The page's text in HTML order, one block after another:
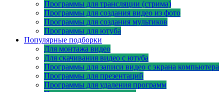
Программы для трансляции (стрима)
Программы для создания видео из фото
Программы для создания мультиков
Программы для ютуба
Популярные подборки
Для монтажа видео
Для скачивания видео с ютуба
Программы для записи видео с экрана компьютера
Программы для презентаций
Программы для удаления программ